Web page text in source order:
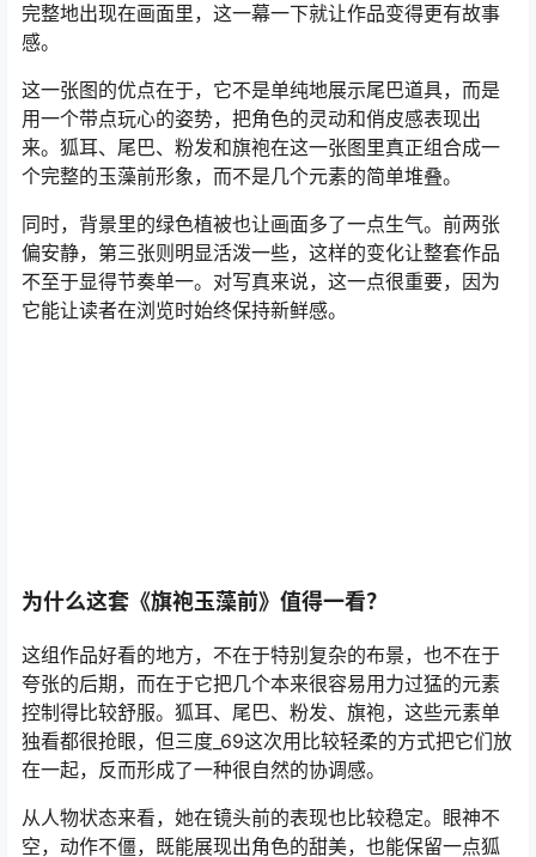
完整地出现在画面里，这一幕一下就让作品变得更有故事
感。
这一张图的优点在于，它不是单纯地展示尾巴道具，而是
用一个带点玩心的姿势，把角色的灵动和俏皮感表现出
来。狐耳、尾巴、粉发和旗袍在这一张图里真正组合成一
个完整的玉藻前形象，而不是几个元素的简单堆叠。
同时，背景里的绿色植被也让画面多了一点生气。前两张
偏安静，第三张则明显活泼一些，这样的变化让整套作品
不至于显得节奏单一。对写真来说，这一点很重要，因为
它能让读者在浏览时始终保持新鲜感。
为什么这套《旗袍玉藻前》值得一看？
这组作品好看的地方，不在于特别复杂的布景，也不在于
夸张的后期，而在于它把几个本来很容易用力过猛的元素
控制得比较舒服。狐耳、尾巴、粉发、旗袍，这些元素单
独看都很抢眼，但三度_69这次用比较轻柔的方式把它们放
在一起，反而形成了一种很自然的协调感。
从人物状态来看，她在镜头前的表现也比较稳定。眼神不
空，动作不僵，既能展现出角色的甜美，也能保留一点狐